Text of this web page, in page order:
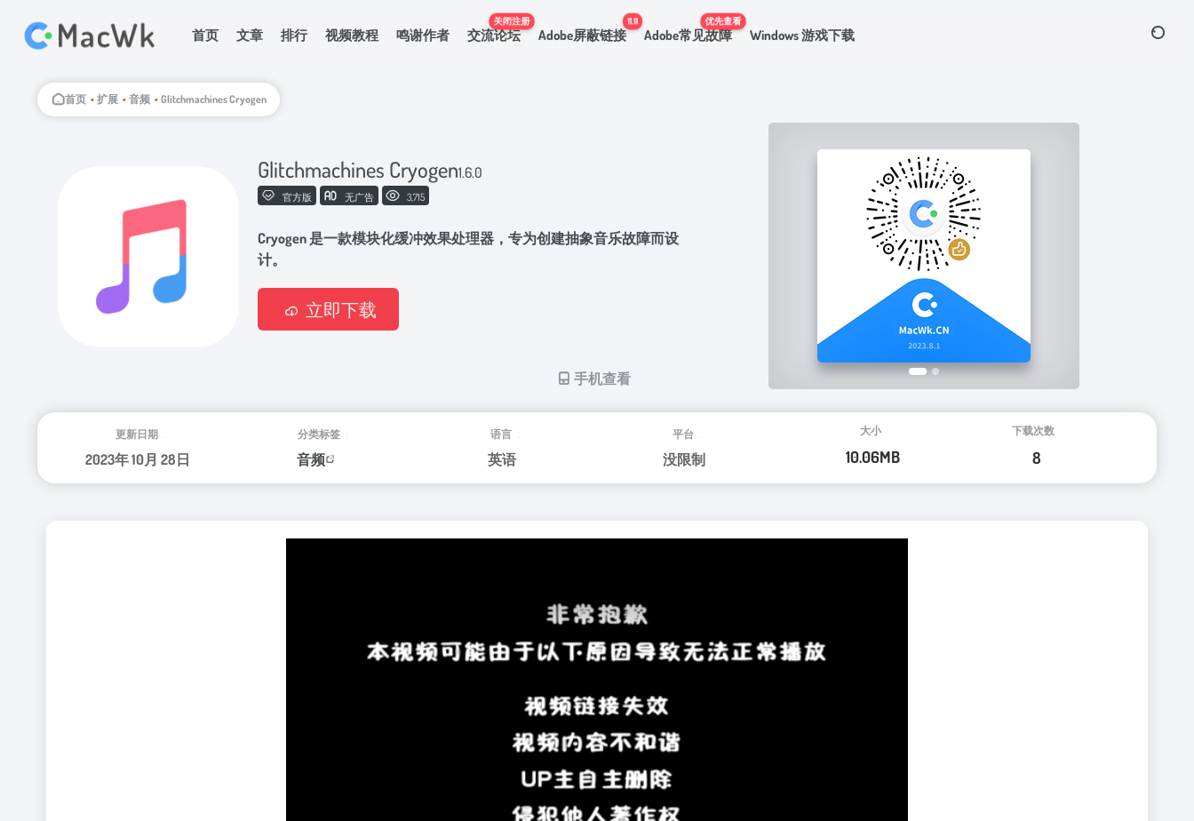
首页 文章 排行 视频教程 鸣谢作者 交流论坛
关闭注册
Adobe屏蔽链接
11.11
Adobe常见故障
优先查看
Windows 游戏下载
首页 • 扩展 • 音频 • Glitchmachines Cryogen
Glitchmachines Cryogen1.6.0
官方版 无广告 3,715
Cryogen 是一款模块化缓冲效果处理器，专为创建抽象音乐故障而设
计。
更新日期：
2023年 10月 28日
分类标签：
音频
语言：
英语
平台：
没限制
立即下载
手机查看